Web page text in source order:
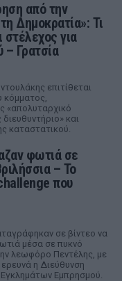
από την
Δημοκρατία»: Τι
στέλεχος για
– Γρατσία
επιτίθεται
κόμματος,
«απολυταρχικό
και
καταστατικού.
φωτιά σε
– Το
που
σε βίντεο να
μέσα σε πυκνό
λεωφόρο Πεντέλης, με
η Διεύθυνση
Εμπρησμού.